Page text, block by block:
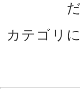
カテゴリ